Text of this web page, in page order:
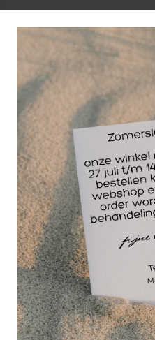
Professionele
praktijk of
Met het individueel en
wondsnelverband nr 3
medische noodgevallen.
sportevenement
verleent of je
snelverband biedt de
betrouwbaarheid die je
verbandstoffen voordelig
medische groothandel.
Wat is het
Het verschil zit in de
Model Nr 2 heeft een
model Nr 3 is uitgerust